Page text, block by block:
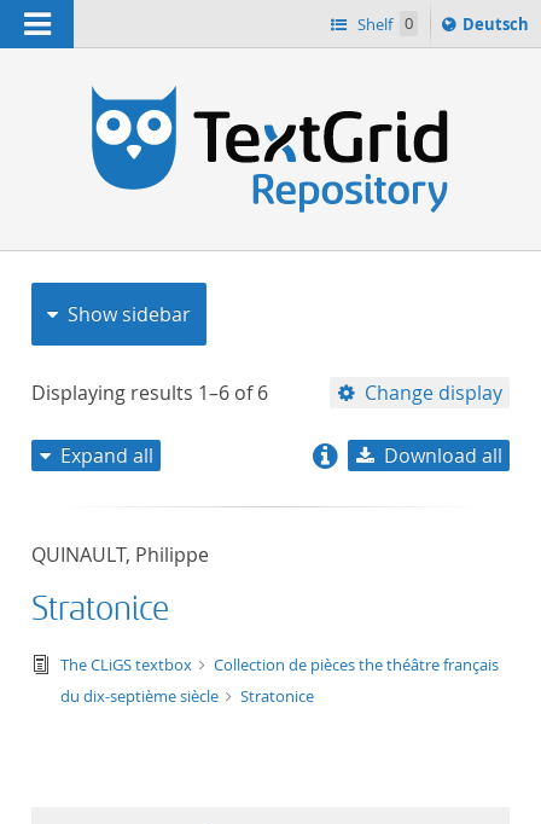
Navigation Shelf 0
Sprache
ï¿½ndern
Deutsch
Show sidebar
Displaying results 1–6 of6 Change display
Expand all Download all
QUINAULT, Philippe
Stratonice
text/tg.edition+tg.aggregation+xml
The CLiGS textbox
Collection de pièces the théâtre français
du dix-septième siècle
Stratonice